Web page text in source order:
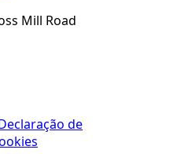
Mill Road
de